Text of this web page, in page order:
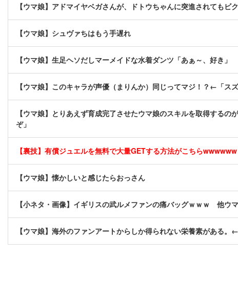
【ウマ娘】アドマイヤベガさんが、ドトウちゃんに突進されてもビ
【ウマ娘】シュヴァちはもう手遅れ
【ウマ娘】生足ヘソだしマーメイドな水着ダンツ「あぁ～、好き」
【ウマ娘】このキャラが声優（まりんか）同じってマジ！？←「ス
【ウマ娘】とりあえず育成完了させたウマ娘のスキルを取得する
ぞ」
【裏技】有償ジュエルを無料で大量GETする方法がこちら
【ウマ娘】懐かしいと感じたらおっさん
【小ネタ・画像】イギリスの武ルメファンの痛バッグｗｗｗ 他ウ
【ウマ娘】海外のファンアートからしか得られない栄養素がある